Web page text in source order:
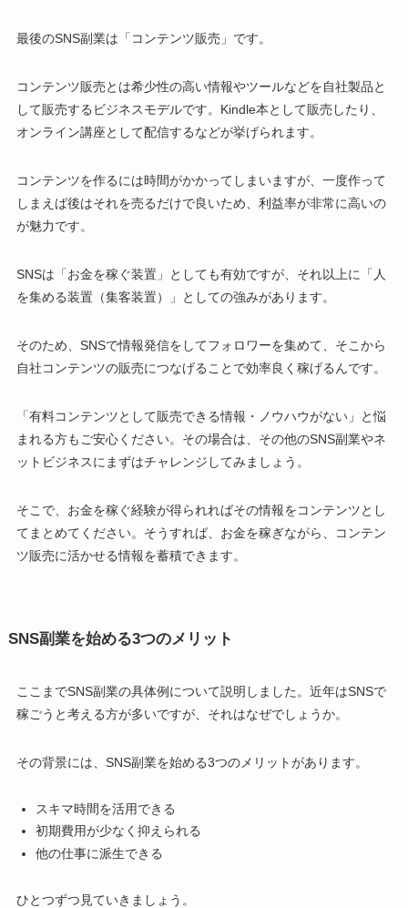
最後のSNS副業は「コンテンツ販売」です。
コンテンツ販売とは希少性の高い情報やツールなどを自社製品と
して販売するビジネスモデルです。Kindle本として販売したり、
オンライン講座として配信するなどが挙げられます。
コンテンツを作るには時間がかかってしまいますが、一度作って
しまえば後はそれを売るだけで良いため、利益率が非常に高いの
が魅力です。
SNSは「お金を稼ぐ装置」としても有効ですが、それ以上に「人
を集める装置（集客装置）」としての強みがあります。
そのため、SNSで情報発信をしてフォロワーを集めて、そこから
自社コンテンツの販売につなげることで効率良く稼げるんです。
「有料コンテンツとして販売できる情報・ノウハウがない」と悩
まれる方もご安心ください。その場合は、その他のSNS副業やネ
ットビジネスにまずはチャレンジしてみましょう。
そこで、お金を稼ぐ経験が得られればその情報をコンテンツとし
てまとめてください。そうすれば、お金を稼ぎながら、コンテン
ツ販売に活かせる情報を蓄積できます。
SNS副業を始める3つのメリット
ここまでSNS副業の具体例について説明しました。近年はSNSで
稼ごうと考える方が多いですが、それはなぜでしょうか。
その背景には、SNS副業を始める3つのメリットがあります。
スキマ時間を活用できる
初期費用が少なく抑えられる
他の仕事に派生できる
ひとつずつ見ていきましょう。